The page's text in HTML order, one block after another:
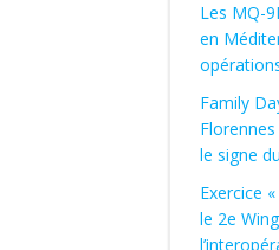
Les MQ-
en
Family
le signe
Exercice
le 2e